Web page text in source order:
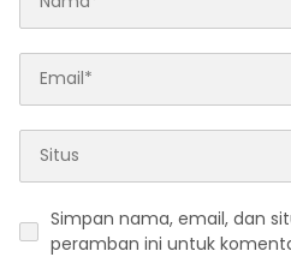
Simpan nama, email, dan
peramban ini untuk